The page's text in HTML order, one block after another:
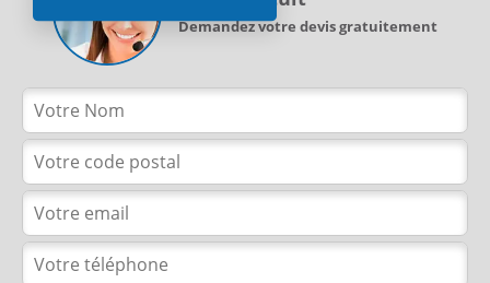
Demandez votre devis gratuitement